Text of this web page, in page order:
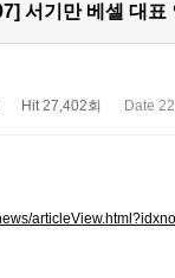
서기만 베셀 대표
Hit 27,402회 Date